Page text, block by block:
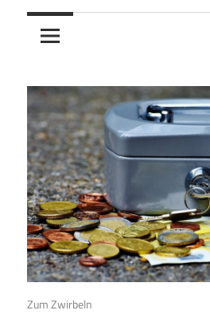
30. Januar 2026
Zum Zwirbeln